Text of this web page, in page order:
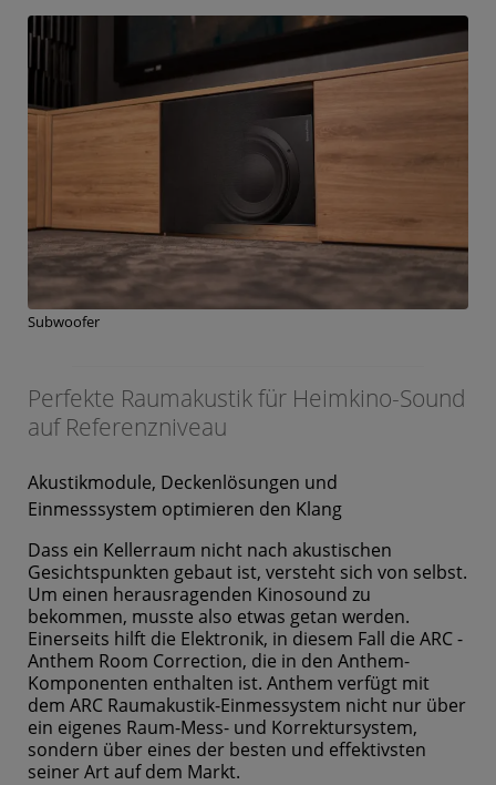
Subwoofer
Perfekte Raumakustik für Heimkino-Sound
auf Referenzniveau
Akustikmodule, Deckenlösungen und
Einmesssystem optimieren den Klang
Dass ein Kellerraum nicht nach akustischen
Gesichtspunkten gebaut ist, versteht sich von selbst.
Um einen herausragenden Kinosound zu
bekommen, musste also etwas getan werden.
Einerseits hilft die Elektronik, in diesem Fall die ARC -
Anthem Room Correction, die in den Anthem-
Komponenten enthalten ist. Anthem verfügt mit
dem ARC Raumakustik-Einmessystem nicht nur über
ein eigenes Raum-Mess- und Korrektursystem,
sondern über eines der besten und effektivsten
seiner Art auf dem Markt.